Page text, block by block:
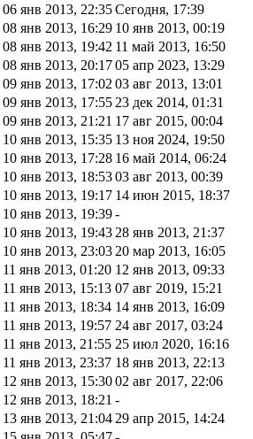
06 янв 2013, 22:35Сегодня, 17:39
08 янв 2013, 16:29 10 янв 2013, 00:19
08 янв 2013, 19:42 11 май 2013, 16:50
08 янв 2013, 20:1705 апр 2023, 13:29
09 янв 2013, 17:02 03 авг 2013, 13:01
09 янв 2013, 17:55 23 дек 2014, 01:31
09 янв 2013, 21:21 17 авг 2015, 00:04
10 янв 2013, 15:35 13 ноя 2024, 19:50
10 янв 2013, 17:28 16 май 2014, 06:24
10 янв 2013, 18:5303 авг 2013, 00:39
10 янв 2013, 19:17 14 июн 2015, 18:37
10 янв 2013, 19:39-
10 янв 2013, 19:43 28 янв 2013, 21:37
10 янв 2013, 23:03 20 мар 2013, 16:05
11 янв 2013, 01:20 12 янв 2013, 09:33
11 янв 2013, 15:13 07 авг 2019, 15:21
11 янв 2013, 18:34 14 янв 2013, 16:09
11 янв 2013, 19:57 24 авг 2017, 03:24
11 янв 2013, 21:55 25 июл 2020, 16:16
11 янв 2013, 23:37 18 янв 2013, 22:13
12 янв 2013, 15:3002 авг 2017, 22:06
12 янв 2013, 18:21 -
13 янв 2013, 21:04 29 апр 2015, 14:24